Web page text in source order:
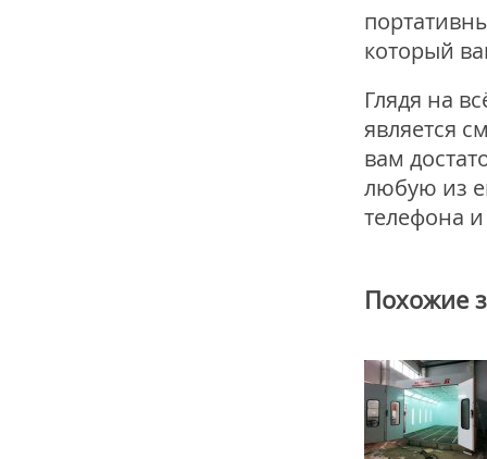
который
Глядя на
является
вам
любую из
телефона
Похожие